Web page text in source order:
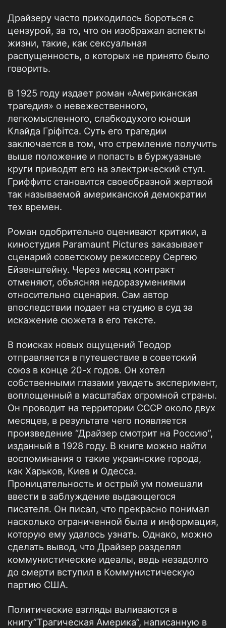
Драйзеру часто приходилось бороться с
цензурой, за то, что он изображал аспекты
жизни, такие, как сексуальная
распущенность, о которых не принято было
говорить.
В 1925 году издает роман «Американская
трагедия» о невежественного,
легкомысленного, слабкодухого юноши
Клайда Гріфітса. Суть его трагедии
заключается в том, что стремление получить
выше положение и попасть в буржуазные
круги приводят его на электрический стул.
Гриффитс становится своеобразной жертвой
так называемой американской демократии
тех времен.
Роман одобрительно оценивают критики, а
киностудия Paramaunt Pictures заказывает
сценарий советскому режиссеру Сергею
Ейзенштейну. Через месяц контракт
отменяют, объясняя недоразумениями
относительно сценария. Сам автор
впоследствии подает на студию в суд за
искажение сюжета в его тексте.
В поисках новых ощущений Теодор
отправляется в путешествие в советский
союз в конце 20-х годов. Он хотел
собственными глазами увидеть эксперимент,
воплощенный в масштабах огромной страны.
Он проводит на территории СССР около двух
месяцев, в результате чего появляется
произведение “Драйзер смотрит на Россию”,
изданный в 1928 году. В книге можно найти
воспоминания о такие украинские города,
как Харьков, Киев и Одесса.
Проницательность и острый ум помешали
ввести в заблуждение выдающегося
писателя. Он писал, что прекрасно понимал
насколько ограниченной была и информация,
которую ему удалось узнать. Однако, можно
сделать вывод, что Драйзер разделял
коммунистические идеалы, ведь незадолго
до смерти вступил в Коммунистическую
партию США.
Политические взгляды выливаются в
книгу”Трагическая Америка”, написанную в